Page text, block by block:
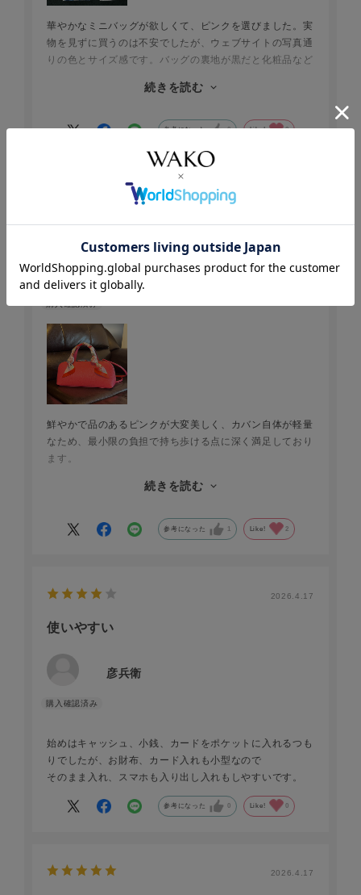
華やかなミニバッグが欲しくて、ピンクを選びました。実
物を見ずに買うのは不安でしたが、ウェブサイトの写真通
りの色とサイズ感です。バッグの裏地が黒だと化粧品など
い場所でも物を探しやすいです。強いて難を言えば、カー
立てて入れられるポケットがあると良かったです。お手頃
せんね。新色も期待しています。
続きを読む
参考になった 0 Like! 2
コンパクトでスタイリッシュなのに実用的
クローバー
年代: 40代
鮮やかで品のあるピンクが大変美しく、カバン自体が軽量
なため、最小限の負担で持ち歩ける点に深く満足しており
ます。
すく、日常使いにおいても非常に実用的なお品だと感じま
シンプルなデザインゆえに、さまざまなスカーフを合わせ
て表情の変化を楽しめる点も魅力の一つです。
続きを読む
参考になった 1 Like! 2
2026.4.17
使いやすい
彦兵衛
始めはキャッシュ、小銭、カードをポケットに入れるつも
りでしたが、お財布、カード入れも小型なので
そのまま入れ、スマホも入り出し入れもしやすいです。
参考になった 0 Like! 0
2026.4.17